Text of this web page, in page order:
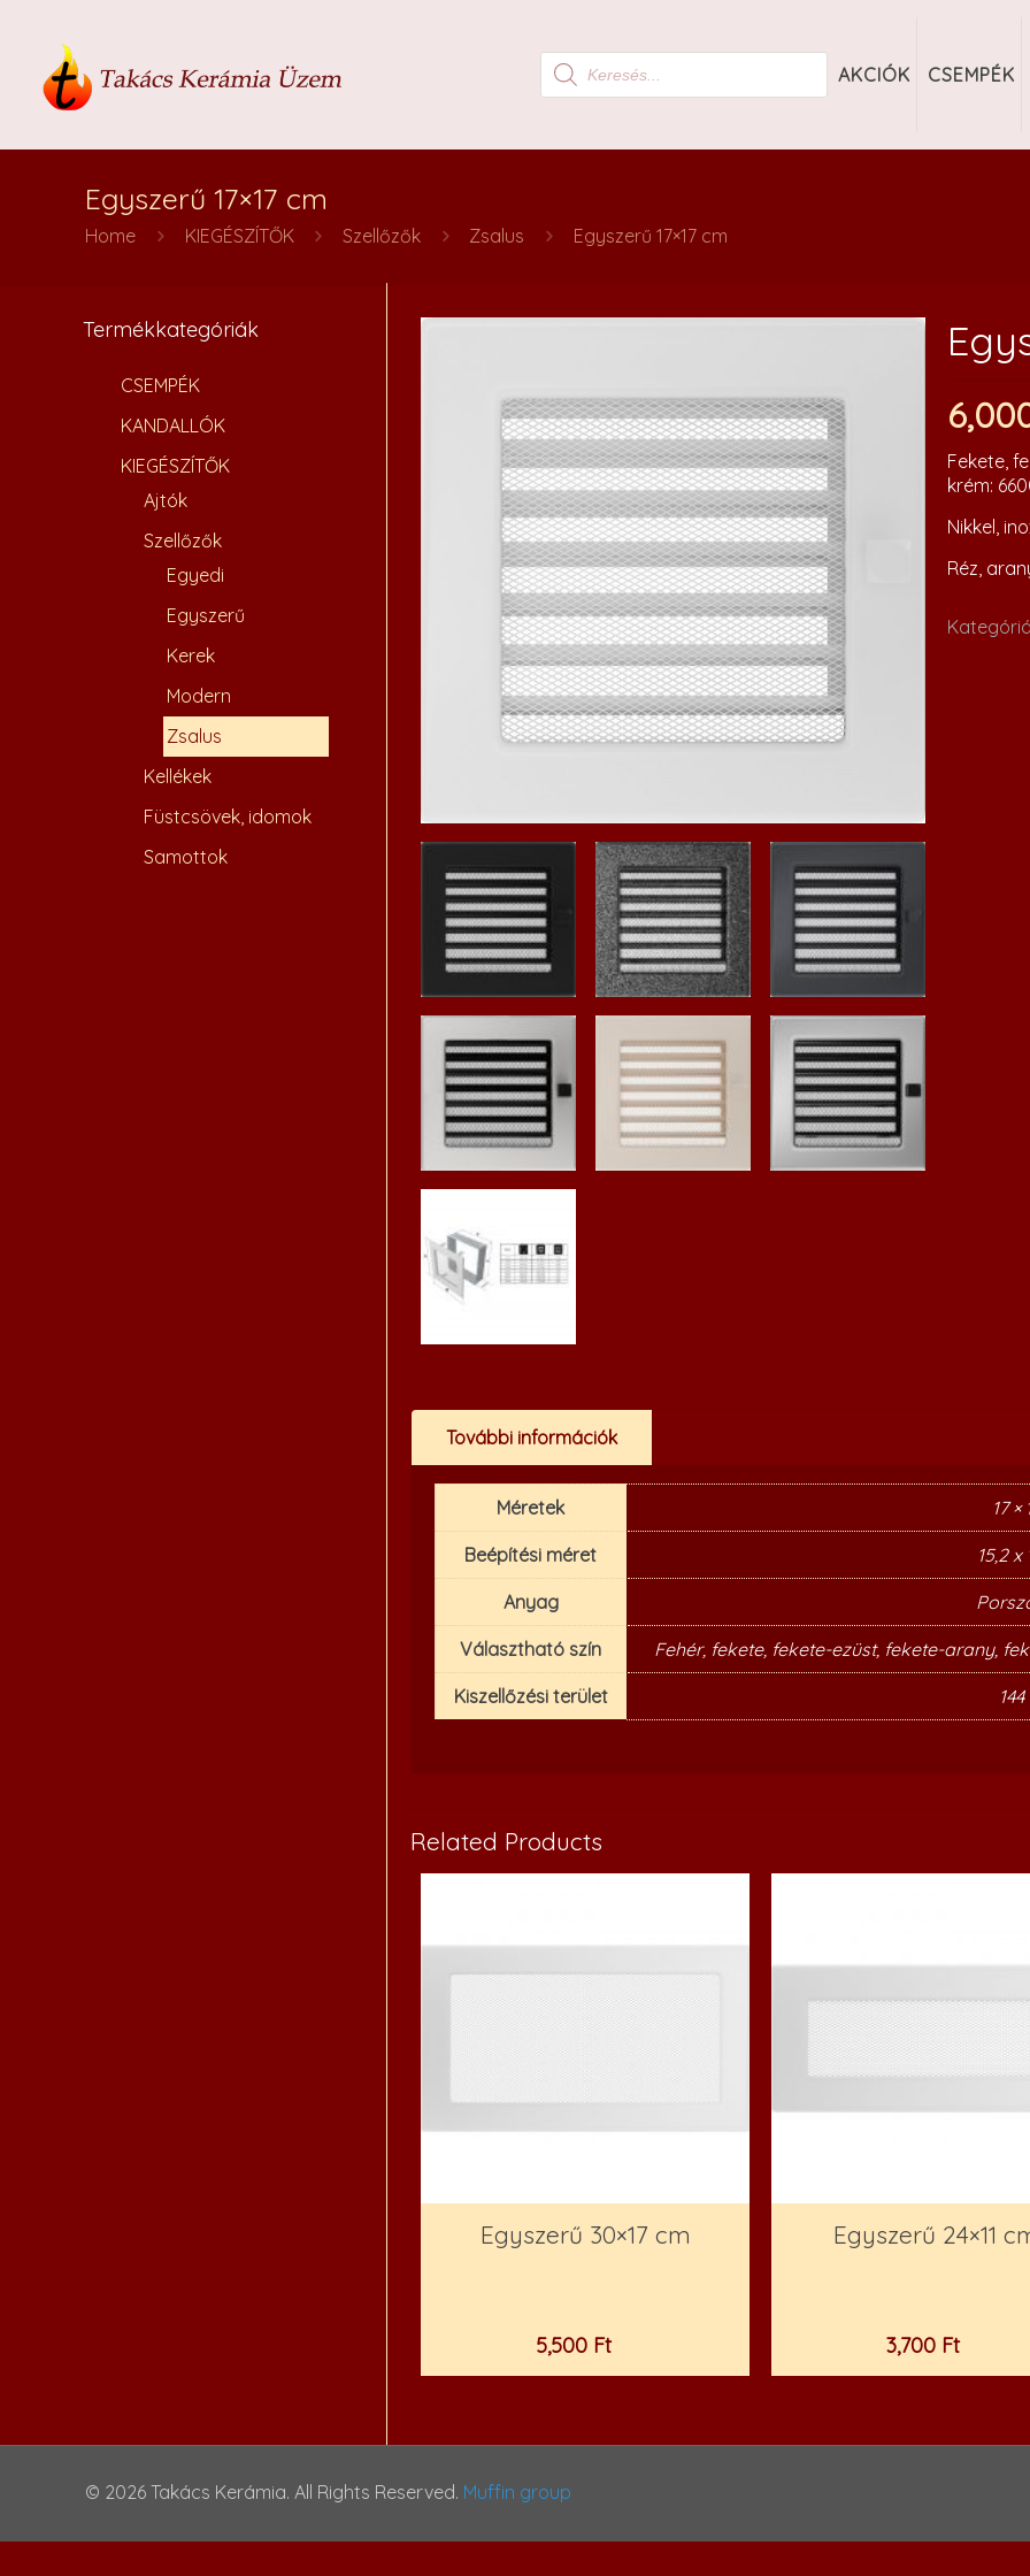
Products
search
AKCIÓK CSEMPÉK
Egyszerű 17×17 cm
Home KIEGÉSZÍTŐK Szellőzők Zsalus Egyszerű 17×17 cm
Fekete,
krém:
Nikkel,
Réz,
További információk
Méretek 17 ×
Beépítési méret 15,2 x
Anyag
Választható szín Fehér, fekete, fekete-ezüst, fekete-arany,
Kiszellőzési terület
Related Products
Egyszerű 30×17 cm
5,500 Ft
Egyszerű 24×11
3,700 Ft
Termékkategóriák
CSEMPÉK
KANDALLÓK
KIEGÉSZÍTŐK
Ajtók
Szellőzők
Egyedi
Egyszerű
Kerek
Modern
Zsalus
Kellékek
Füstcsövek, idomok
Samottok
© 2026 Takács Kerámia. All Rights Reserved. Muffin group